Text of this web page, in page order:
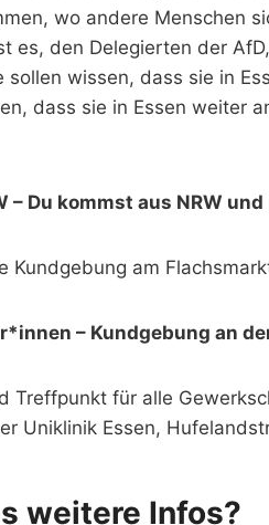
wo andere Menschen
es, den Delegierten der
sollen wissen, dass sie in
dass sie in Essen weiter
– Du kommst aus NRW
Kundgebung am
– Kundgebung an
Treffpunkt für alle
Uniklinik Essen,
weitere Infos?